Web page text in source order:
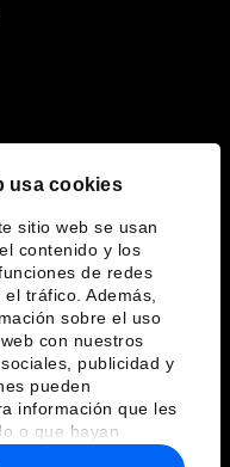
usa cookies
sitio web se usan
contenido y los
de redes
tráfico. Además,
sobre el uso
con nuestros
publicidad y
pueden
información que les
o que hayan
uso que haya